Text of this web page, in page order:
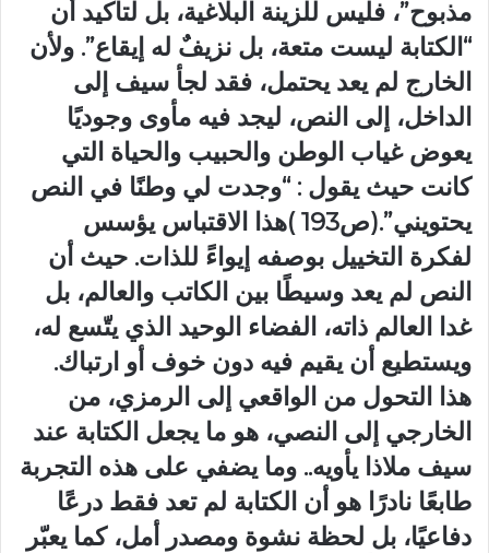
مذبوح”، فليس للزينة البلاغية، بل لتأكيد أن
“الكتابة ليست متعة، بل نزيفٌ له إيقاع”. ولأن
الخارج لم يعد يحتمل، فقد لجأ سيف إلى
الداخل، إلى النص، ليجد فيه مأوى وجوديًا
يعوض غياب الوطن والحبيب والحياة التي
كانت حيث يقول : “وجدت لي وطنًا في النص
يحتويني”.(ص193 )هذا الاقتباس يؤسس
لفكرة التخييل بوصفه إيواءً للذات. حيث أن
النص لم يعد وسيطًا بين الكاتب والعالم، بل
غدا العالم ذاته، الفضاء الوحيد الذي يتّسع له،
ويستطيع أن يقيم فيه دون خوف أو ارتباك.
هذا التحول من الواقعي إلى الرمزي، من
الخارجي إلى النصي، هو ما يجعل الكتابة عند
سيف ملاذا يأويه.. وما يضفي على هذه التجربة
طابعًا نادرًا هو أن الكتابة لم تعد فقط درعًا
دفاعيًا، بل لحظة نشوة ومصدر أمل، كما يعبّر